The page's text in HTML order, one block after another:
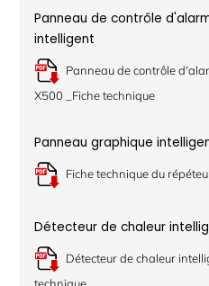
Panneau de contrôle
intelligent
Panneau de contrôle
X500 _Fiche technique
Panneau graphique
Fiche technique du
Détecteur de chaleur
Détecteur de chaleur
technique